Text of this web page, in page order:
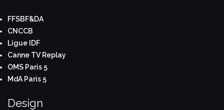
FFSBF&DA
CNCCB
Ligue IDF
Canne TV Replay
OMS Paris 5
MdA Paris 5
Design